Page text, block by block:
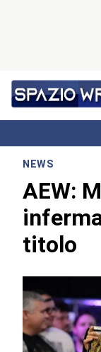
NEWS
AEW:
titolo